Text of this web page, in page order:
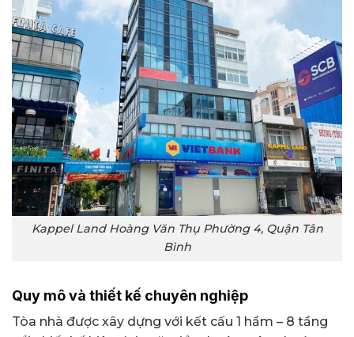
Kappel Land Hoàng Văn Thụ Phường 4, Quận Tân
Bình
Quy mô và thiết kế chuyên nghiệp
Tòa nhà được xây dựng với kết cấu 1 hầm – 8 tầng